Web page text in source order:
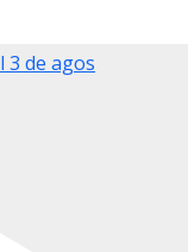
3 de agos